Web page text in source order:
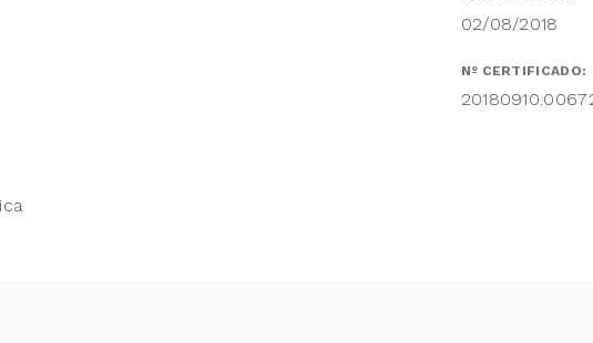
02/08/2018
Nº CERTIFICADO: